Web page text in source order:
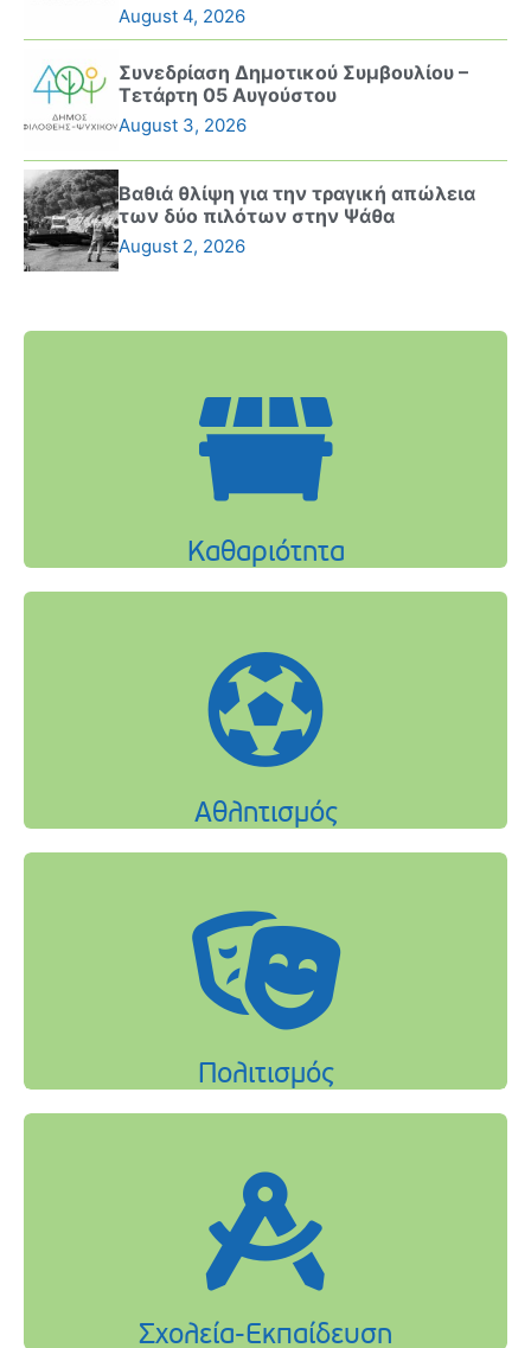
August 4, 2026
Συνεδρίαση Δημοτικού Συμβουλίου –
Τετάρτη 05 Αυγούστου
August 3, 2026
Βαθιά θλίψη για την τραγική απώλεια
των δύο πιλότων στην Ψάθα
August 2, 2026